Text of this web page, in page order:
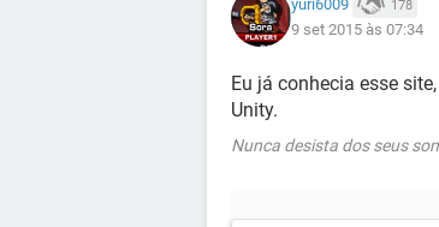
yuri6009 178
9 set 2015 às 07:34
Eu já conhecia esse
Unity.
Nunca desista dos seus